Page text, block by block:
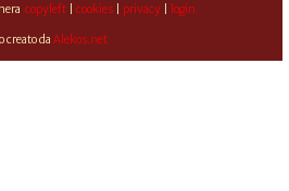
copyleft| cookies| privacy| login
creato da Alekos.net